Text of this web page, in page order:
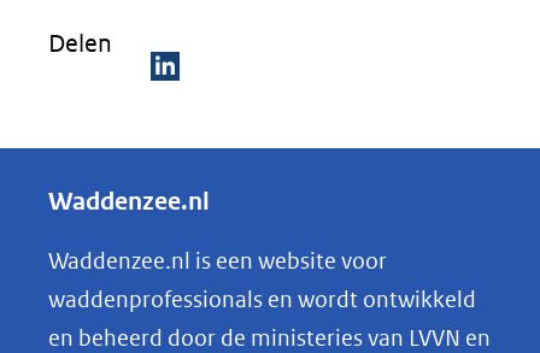
Delen
e
e
n
o
p
Waddenzee.nl
Waddenzee.nl is een website voor
waddenprofessionals en wordt ontwikkeld
en beheerd door de ministeries van LVVN en